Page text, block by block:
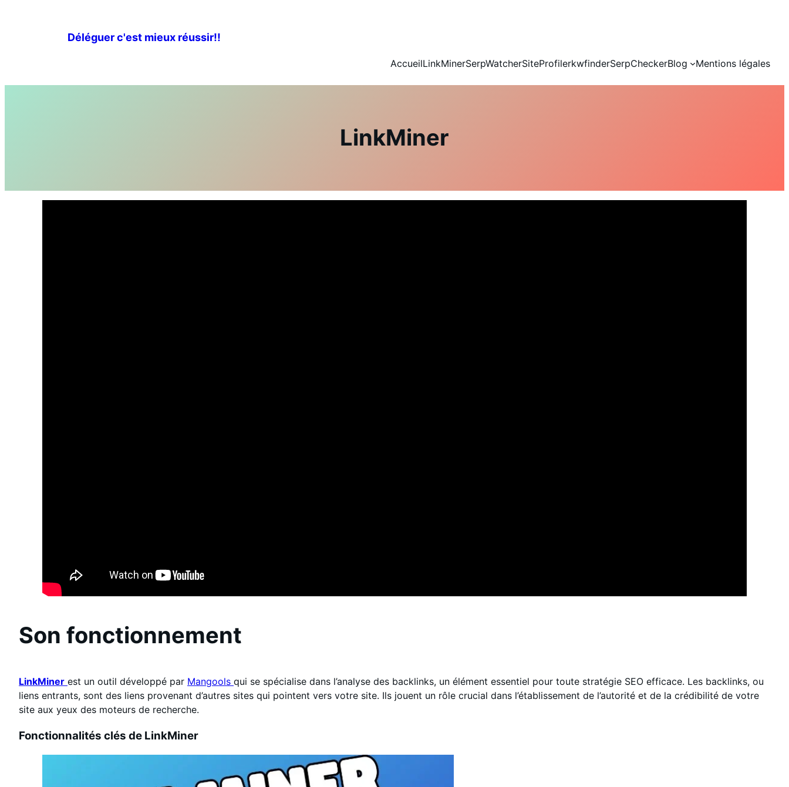
Déléguer c'est mieux réussir!!
AccueilLinkMinerSerpWatcherSiteProfilerkwfinderSerpCheckerBlog Mentions légales
LinkMiner
Son fonctionnement
LinkMiner est un outil développé par Mangools qui se spécialise dans l’analyse des backlinks, un élément essentiel pour toute stratégie SEO efficace. Les backlinks, ou
liens entrants, sont des liens provenant d’autres sites qui pointent vers votre site. Ils jouent un rôle crucial dans l’établissement de l’autorité et de la crédibilité de votre
site aux yeux des moteurs de recherche.
Fonctionnalités clés de LinkMiner